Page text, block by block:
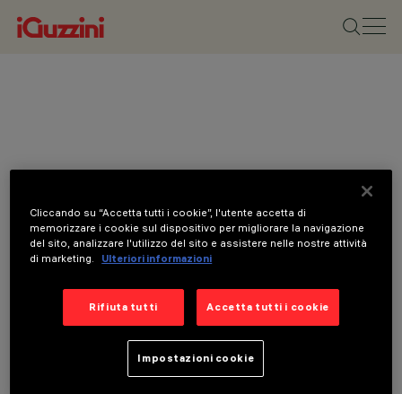
Cliccando su “Accetta tutti i cookie”, l'utente accetta di
memorizzare i cookie sul dispositivo per migliorare la navigazione
del sito, analizzare l'utilizzo del sito e assistere nelle nostre attività
di marketing.
Ulteriori informazioni
Rifiuta tutti Accetta tutti i cookie
Impostazioni cookie